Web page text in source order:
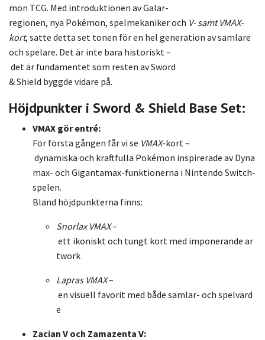
mon TCG. Med introduktionen avGalar-
regionen, nya Pokémon, spelmekanikeroch V-samtVMAX-
kort, satte detta set tonen fören hel generation avsamlare
och spelare. Det är inte bara historiskt –
det är fundamentet som resten avSword
&Shield byggde vidare på.
Höjdpunkter i Sword & Shield Base Set:
VMAX görentré:
För första gången fårvi se VMAX-kort –
dynamiska och kraftfulla Pokémon inspirerade avDyna
max- och Gigantamax-funktionerna i Nintendo Switch-
spelen.
Bland höjdpunkterna finns:
SnorlaxVMAX–
ett ikoniskt och tungt kort med imponerande ar
twork
Lapras VMAX–
en visuell favorit med både samlar- och spelvärd
e
Zacian V och Zamazenta V: